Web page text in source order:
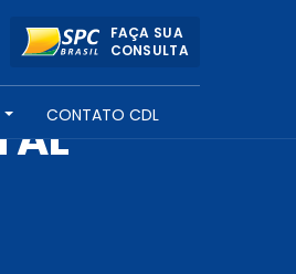
FAÇA SUA
CONSULTA
CONTATO CDL